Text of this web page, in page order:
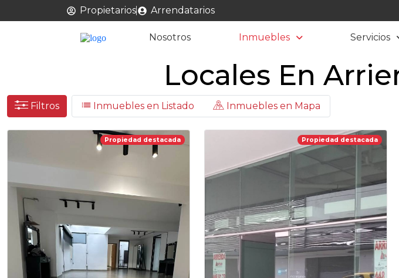
Propietarios Arrendatarios
Nosotros Inmuebles Servicios
Locales En
Filtros Inmuebles en Listado Inmuebles en Mapa
Propiedad destacada Propiedad destacada